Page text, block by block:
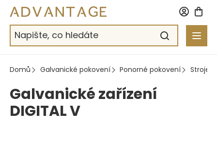
Přejít
obsah
Domů Galvanické pokovení Ponorné pokovení Stroje
Galvanické zařízení
DIGITAL V